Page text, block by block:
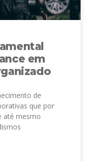
em
de
que por
até mesmo